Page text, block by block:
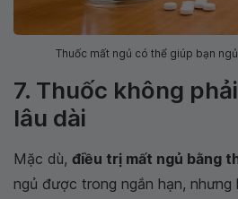
Thuốc mất ngủ có thể giúp bạn
7. Thuốc không
lâu dài
Mặc dù, điều trị mất ngủ bằng
ngủ được trong ngắn hạn,